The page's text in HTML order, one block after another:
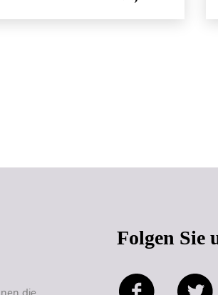
Folgen Sie